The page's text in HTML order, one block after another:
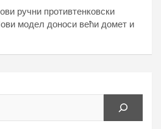
ручни противтенковски
модел доноси већи домет и